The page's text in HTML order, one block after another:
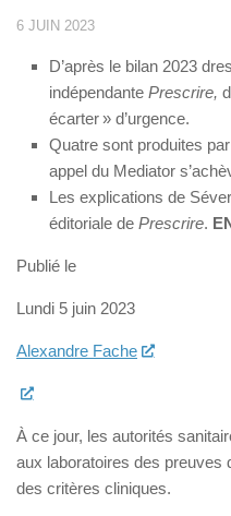
6 JUIN 2023
D’après le bilan 2023
indépendante Prescrire,
écarter » d’urgence.
Quatre sont produites
appel du Mediator
Les explications de
éditoriale de Prescrire.
Publié le
Lundi 5 juin 2023
Alexandre Fache
À ce jour, les autorités
aux laboratoires des preuves
des critères cliniques.